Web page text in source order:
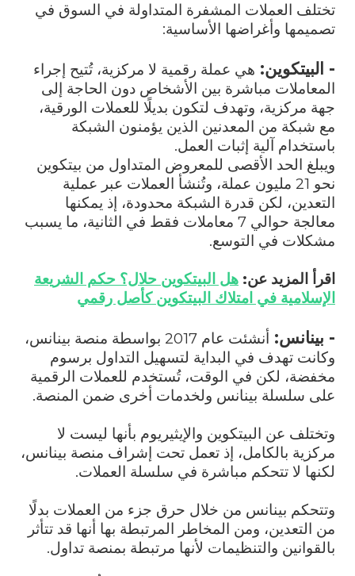
تختلف العملات المشفرة المتداولة في السوق في
تصميمها وأغراضها الأساسية:
- البيتكوين: هي عملة رقمية لا مركزية، تُتيح إجراء
المعاملات مباشرة بين الأشخاص دون الحاجة إلى
جهة مركزية، وتهدف لتكون بديلًا للعملات الورقية،
مع شبكة من المعدنين الذين يؤمنون الشبكة
باستخدام آلية إثبات العمل.
ويبلغ الحد الأقصى للمعروض المتداول من بيتكوين
نحو 21 مليون عملة، وتُنشأ العملات عبر عملية
التعدين، لكن قدرة الشبكة محدودة، إذ يمكنها
معالجة حوالي 7 معاملات فقط في الثانية، ما يسبب
مشكلات في التوسع.
اقرأ المزيد عن: هل البيتكوين حلال؟ حكم الشريعة
الإسلامية في امتلاك البيتكوين كأصل رقمي
- بينانس:
أنشئت عام 2017 بواسطة منصة بينانس،
وكانت تهدف في البداية لتسهيل التداول برسوم
مخفضة، لكن في الوقت، تُستخدم للعملات الرقمية
على سلسلة بينانس ولخدمات أخرى ضمن المنصة.
وتختلف عن البيتكوين والإيثيريوم بأنها ليست لا
مركزية بالكامل، إذ تعمل تحت إشراف منصة بينانس،
لكنها لا تتحكم مباشرة في سلسلة العملات.
وتتحكم بينانس من خلال حرق جزء من العملات بدلًا
من التعدين، ومن المخاطر المرتبطة بها أنها قد تتأثر
بالقوانين والتنظيمات لأنها مرتبطة بمنصة تداول.